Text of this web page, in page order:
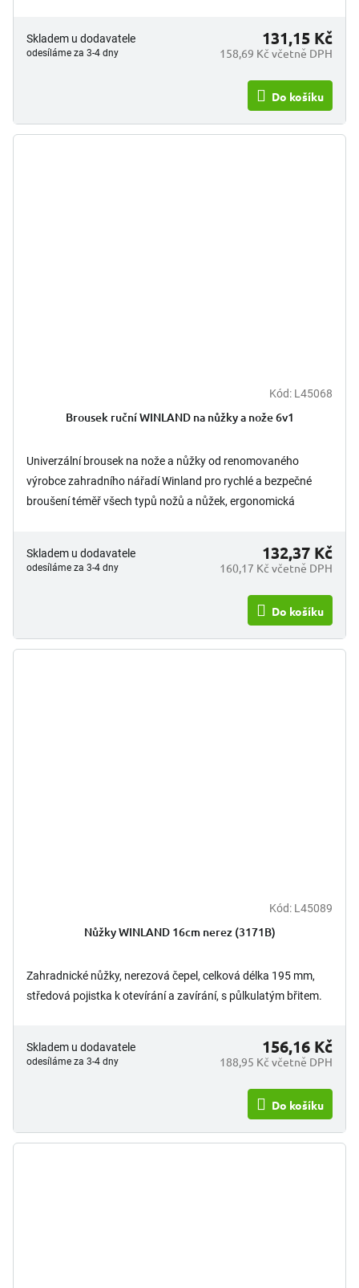
Skladem u dodavatele
odesíláme za 3-4 dny 158,69 Kč včetně DPH
131,15 Kč
Do košíku
Kód: L45068
Brousek ruční WINLAND na nůžky a nože 6v1
Univerzální brousek na nože a nůžky od renomovaného
výrobce zahradního nářadí Winland pro rychlé a bezpečné
broušení téměř všech typů nožů a nůžek, ergonomická
Skladem u dodavatele
odesíláme za 3-4 dny 160,17 Kč včetně DPH
132,37 Kč
Do košíku
Kód: L45089
Nůžky WINLAND 16cm nerez (3171B)
Zahradnické nůžky, nerezová čepel, celková délka 195 mm,
středová pojistka k otevírání a zavírání, s půlkulatým břitem.
Skladem u dodavatele
odesíláme za 3-4 dny 188,95 Kč včetně DPH
156,16 Kč
Do košíku